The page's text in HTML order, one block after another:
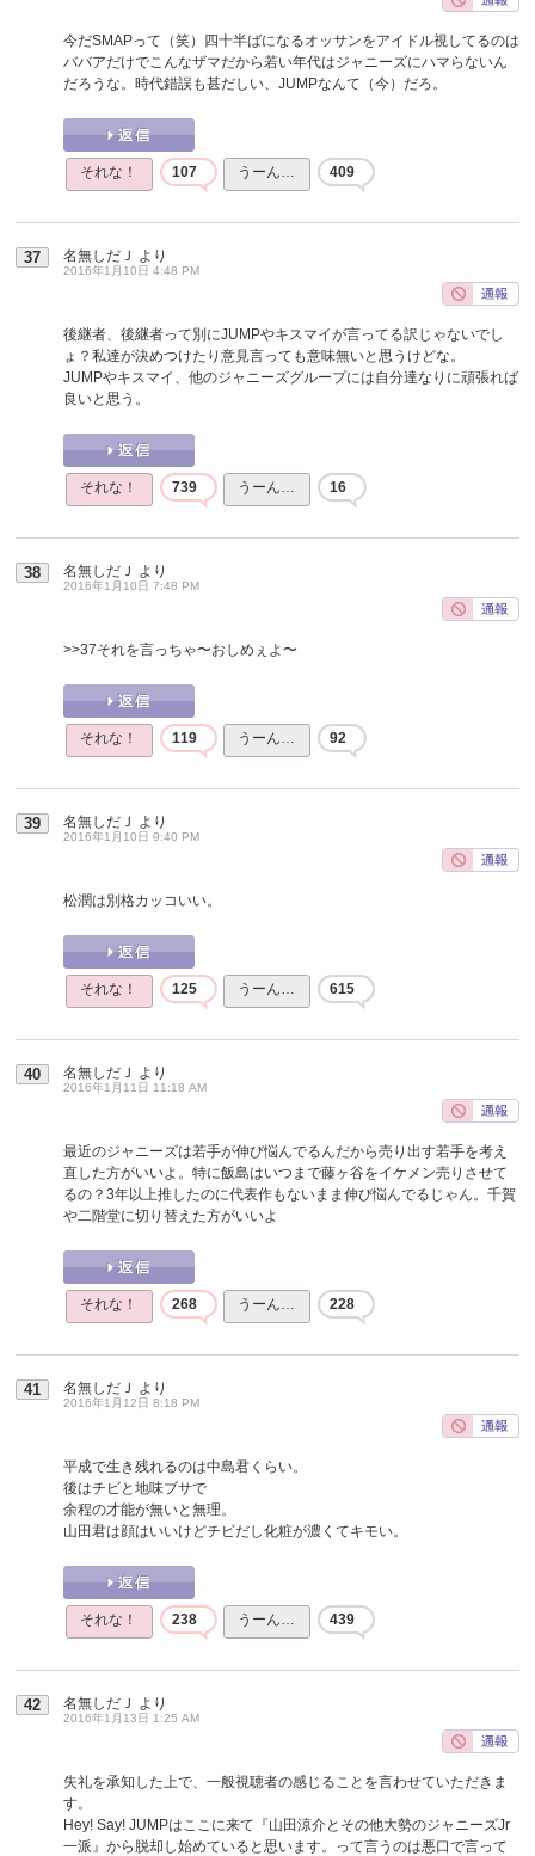
今だSMAPって（笑）四十半ばになるオッサンをアイドル視してるのは
ババアだけでこんなザマだから若い年代はジャニーズにハマらないん
だろうな。時代錯誤も甚だしい、JUMPなんて（今）だろ。
それな！ 107 うーん… 409
37 名無しだＪ より
2016年1月10日 4:48 PM
後継者、後継者って別にJUMPやキスマイが言ってる訳じゃないでし
ょ？私達が決めつけたり意見言っても意味無いと思うけどな。
JUMPやキスマイ、他のジャニーズグループには自分達なりに頑張れば
良いと思う。
それな！ 739 うーん… 16
38 名無しだＪ より
2016年1月10日 7:48 PM
>>37それを言っちゃ〜おしめぇよ〜
それな！ 119 うーん… 92
39 名無しだＪ より
2016年1月10日 9:40 PM
松潤は別格カッコいい。
それな！ 125 うーん… 615
40 名無しだＪ より
2016年1月11日 11:18 AM
最近のジャニーズは若手が伸び悩んでるんだから売り出す若手を考え
直した方がいいよ。特に飯島はいつまで藤ヶ谷をイケメン売りさせて
るの？3年以上推したのに代表作もないまま伸び悩んでるじゃん。千賀
や二階堂に切り替えた方がいいよ
それな！ 268 うーん… 228
41 名無しだＪ より
2016年1月12日 8:18 PM
平成で生き残れるのは中島君くらい。
後はチビと地味ブサで
余程の才能が無いと無理。
山田君は顔はいいけどチビだし化粧が濃くてキモい。
それな！ 238 うーん… 439
42 名無しだＪ より
2016年1月13日 1:25 AM
失礼を承知した上で、一般視聴者の感じることを言わせていただきま
す。
Hey! Say! JUMPはここに来て『山田涼介とその他大勢のジャニーズJr
一派』から脱却し始めていると思います。って言うのは悪口で言って